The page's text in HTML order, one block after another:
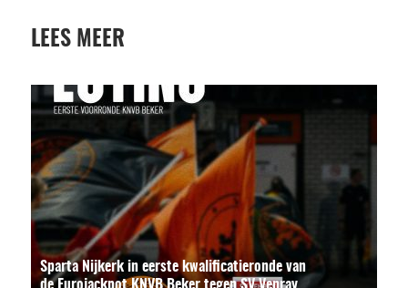
LEES MEER
Sparta Nijkerk in eerste kwalificatieronde van